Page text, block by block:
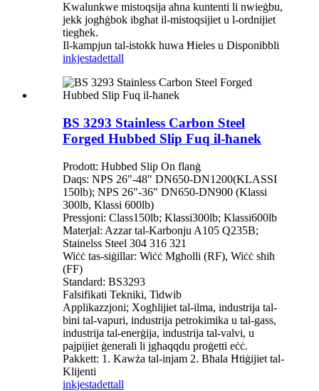
Kwalunkwe mistoqsija aħna kuntenti li nwieġbu,
jekk jogħġbok ibgħat il-mistoqsijiet u l-ordnijiet
tiegħek.
Il-kampjun tal-istokk huwa Ħieles u Disponibbli
inkjestadettall
BS 3293 Stainless Carbon Steel
Forged Hubbed Slip Fuq il-ħanek
Prodott: Hubbed Slip On flanġ
Daqs: NPS 26"-48" DN650-DN1200(KLASSI
150lb); NPS 26"-36" DN650-DN900 (Klassi
300lb, Klassi 600lb)
Pressjoni: Class150lb; Klassi300lb; Klassi600lb
Materjal: Azzar tal-Karbonju A105 Q235B;
Stainelss Steel 304 316 321
Wiċċ tas-siġillar: Wiċċ Mgħolli (RF), Wiċċ sħiħ
(FF)
Standard: BS3293
Falsifikati Tekniki, Tidwib
Applikazzjoni; Xogħlijiet tal-ilma, industrija tal-
bini tal-vapuri, industrija petrokimika u tal-gass,
industrija tal-enerġija, industrija tal-valvi, u
pajpijiet ġenerali li jgħaqqdu proġetti eċċ.
Pakkett: 1. Kawża tal-injam 2. Bħala Ħtiġijiet tal-
Klijenti
inkjestadettall